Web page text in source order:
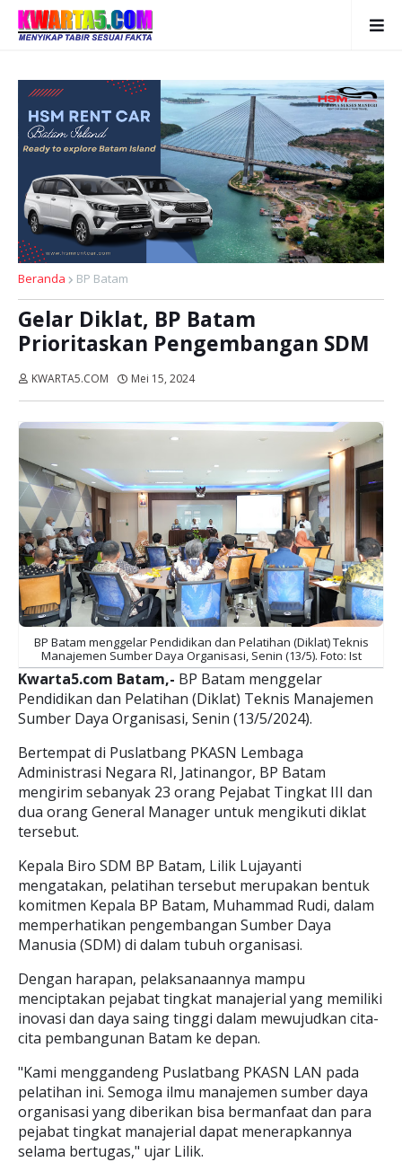
Beranda BP Batam
Gelar Diklat, BP Batam
Prioritaskan Pengembangan SDM
KWARTA5.COM Mei 15, 2024
BP Batam menggelar Pendidikan dan Pelatihan (Diklat) Teknis
Manajemen Sumber Daya Organisasi, Senin (13/5). Foto: Ist
Kwarta5.com Batam,- BP Batam menggelar
Pendidikan dan Pelatihan (Diklat) Teknis Manajemen
Sumber Daya Organisasi, Senin (13/5/2024).
Bertempat di Puslatbang PKASN Lembaga
Administrasi Negara RI, Jatinangor, BP Batam
mengirim sebanyak 23 orang Pejabat Tingkat III dan
dua orang General Manager untuk mengikuti diklat
tersebut.
Kepala Biro SDM BP Batam, Lilik Lujayanti
mengatakan, pelatihan tersebut merupakan bentuk
komitmen Kepala BP Batam, Muhammad Rudi, dalam
memperhatikan pengembangan Sumber Daya
Manusia (SDM) di dalam tubuh organisasi.
Dengan harapan, pelaksanaannya mampu
menciptakan pejabat tingkat manajerial yang memiliki
inovasi dan daya saing tinggi dalam mewujudkan cita-
cita pembangunan Batam ke depan.
"Kami menggandeng Puslatbang PKASN LAN pada
pelatihan ini. Semoga ilmu manajemen sumber daya
organisasi yang diberikan bisa bermanfaat dan para
pejabat tingkat manajerial dapat menerapkannya
selama bertugas," ujar Lilik.